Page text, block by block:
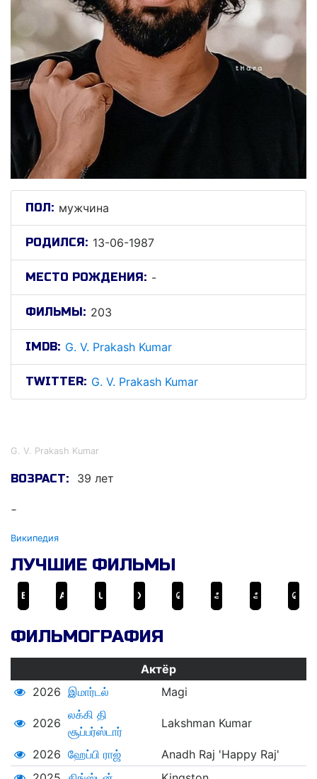
ПОЛ: мужчина
РОДИЛСЯ: 13-06-1987
МЕСТО РОЖДЕНИЯ: -
ФИЛЬМЫ: 203
IMDB: G. V. Prakash Kumar
TWITTER: G. V. Prakash Kumar
G. V. Prakash Kumar
ВОЗРАСТ: 39 лет
-
Википедия
ЛУЧШИЕ ФИЛЬМЫ
ФИЛЬМОГРАФИЯ
Актёр
2026 இமார்டல் Magi
2026
லக்கி தி
சூப்பர்ஸ்டார்
Lakshman Kumar
2026 ஹேப்பி ராஜ்
Anadh Raj 'Happy Raj'